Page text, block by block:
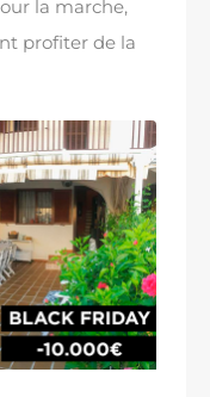
la marche,
profiter de la